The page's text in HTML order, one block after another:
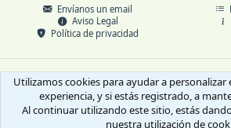
Envíanos un email
Aviso Legal
Política de privacidad
Utilizamos cookies para ayudar a
experiencia, y si estás registrado, a
Al continuar utilizando este sitio, estás
nuestra utilización de